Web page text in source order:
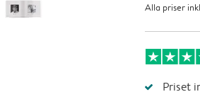
Alla priser
Priset